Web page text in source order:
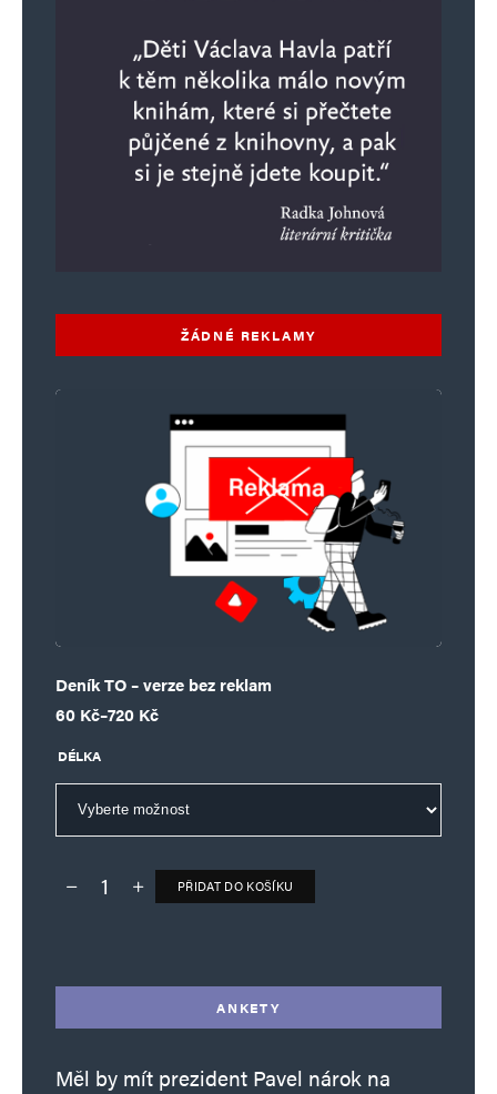
Webová stránka
Uložit do prohlížeče jméno, e-mail a webovou stránku pro budoucí
Informujte mě o nových příspěvcích e-mailem.
ŽÁDNÉ REKLAMY
Deník TO – verze bez reklam
60 Kč–720 Kč
Rozpětí cen: 60 Kč až 720 Kč
DÉLKA
Deník TO – verze bez reklam množství
PŘIDAT DO KOŠÍKU
ANKETY
Měl by mít prezident Pavel nárok na